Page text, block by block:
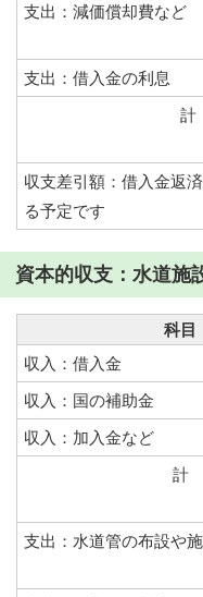
支出：減価償却費など
支出：借入金の利息
計
収支差引額：借入金返
る予定です
資本的収支：水道施
科目
収入：借入金
収入：国の補助金
収入：加入金など
計
支出：水道管の布設や